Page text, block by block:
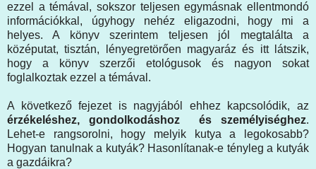
ezzel a témával, sokszor teljesen egymásnak ellentmondó
információkkal, úgyhogy nehéz eligazodni, hogy mi a
helyes. A könyv szerintem teljesen jól megtalálta a
középutat, tisztán, lényegretörően magyaráz és itt látszik,
hogy a könyv szerzői etológusok és nagyon sokat
foglalkoztak ezzel a témával.
A következő fejezet is nagyjából ehhez kapcsolódik, az
érzékeléshez, gondolkodáshoz és személyiséghez.
Lehet-e rangsorolni, hogy melyik kutya a legokosabb?
Hogyan tanulnak a kutyák? Hasonlítanak-e tényleg a kutyák
a gazdáikra?